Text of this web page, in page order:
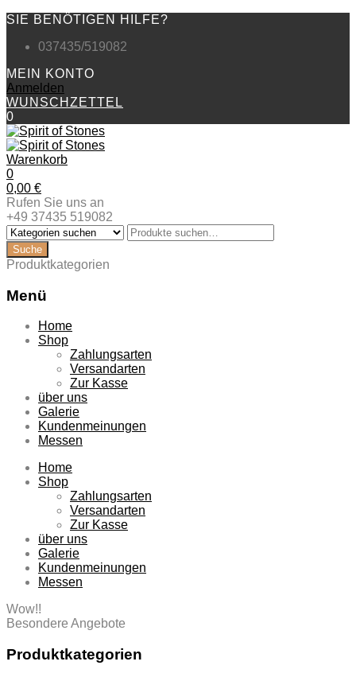
SIE BENÖTIGEN HILFE?
037435/519082
MEIN KONTO
Anmelden
WUNSCHZETTEL
0
Warenkorb
0
0,00 €
Rufen Sie uns an
+49 37435 519082
Produktkategorien
Menü
Zum
Inhalt
Home
Shop
Zahlungsarten
Versandarten
Zur Kasse
über uns
Galerie
Kundenmeinungen
Messen
Home
Shop
Zahlungsarten
Versandarten
Zur Kasse
über uns
Galerie
Kundenmeinungen
Messen
Wow!!
Besondere Angebote
Produktkategorien